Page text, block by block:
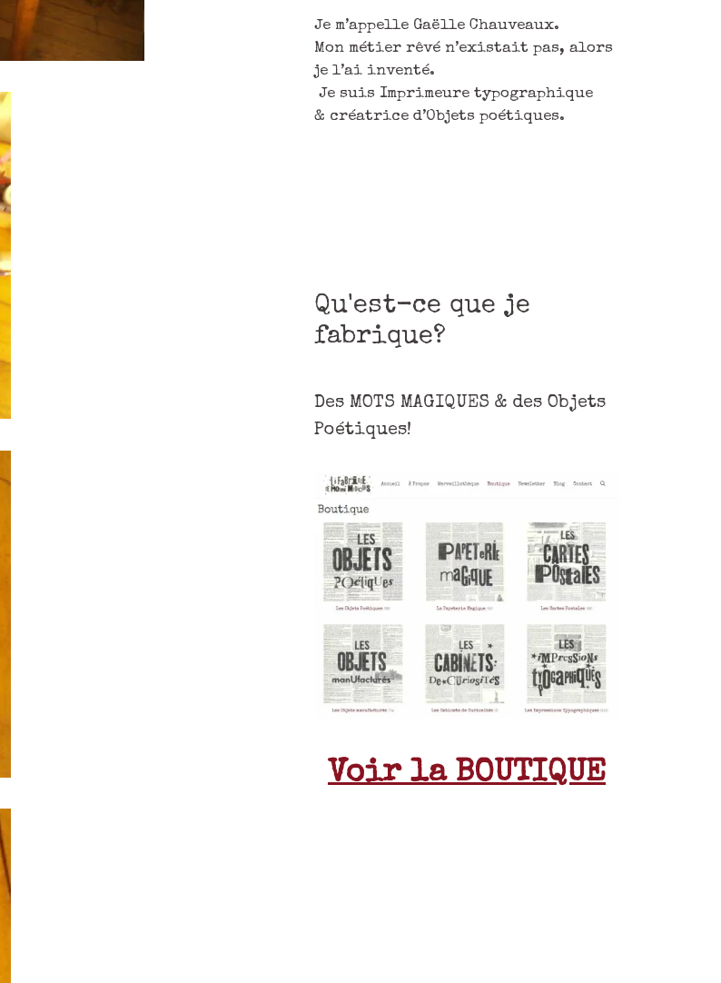
Je m’appelle Gaëlle Chauveaux.
Mon métier rêvé n’existait pas, alors
je l’ai inventé.
Je suis Imprimeure typographique
& créatrice d’Objets poétiques.
Qu'est-ce que je
fabrique?
Des MOTS MAGIQUES & des Objets
Poétiques!
Voir la BOUTIQUE